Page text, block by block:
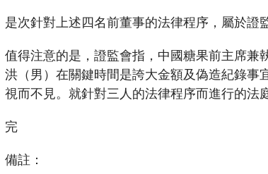
是次針對上述四名前董事的法律程序，屬於證
值得注意的是，證監會指，中國糖果前主席
洪（男）在關鍵時間是誇大金額及偽造紀錄
視而不見。就針對三人的法律程序而進行的法
完
備註：